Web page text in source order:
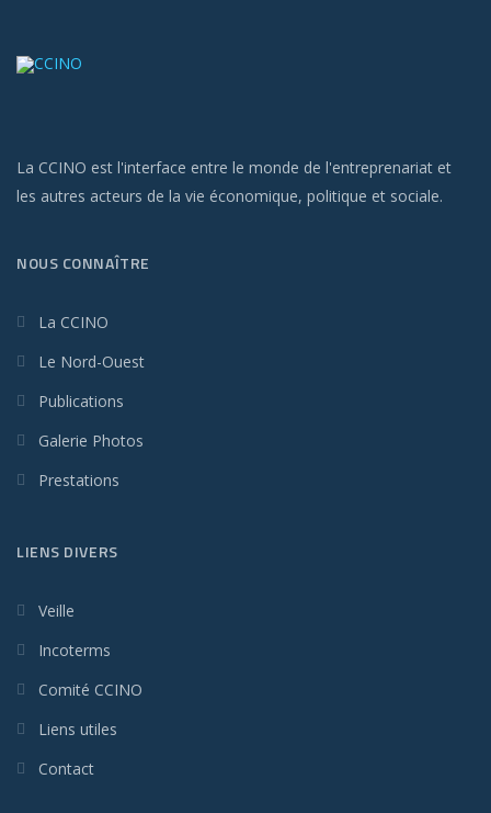
La CCINO est l'interface entre le monde de l'entreprenariat et
les autres acteurs de la vie économique, politique et sociale.
NOUS CONNAÎTRE
La CCINO
Le Nord-Ouest
Publications
Galerie Photos
Prestations
LIENS DIVERS
Veille
Incoterms
Comité CCINO
Liens utiles
Contact